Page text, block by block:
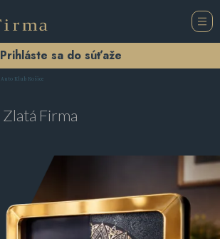
Prihláste sa do súťaže
Auto Klub Košice
Zlatá Firma